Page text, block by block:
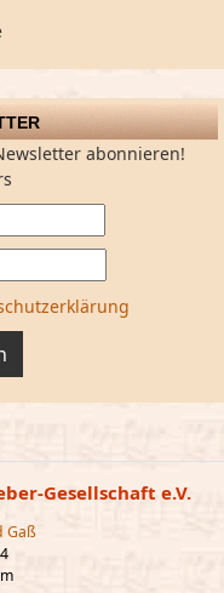
abonnieren!
Gesellschaft e.V.
Gaß